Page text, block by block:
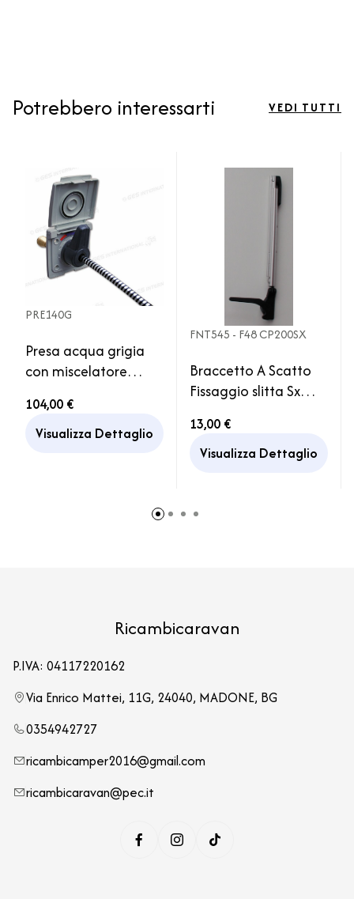
Potrebbero interessarti VEDI TUTTI
PRE140G
Presa acqua grigia
con miscelatore
doccetta con tubo
1,5 m
104,00 €
Visualizza Dettaglio
FNT545 - F48 CP200SX
Braccetto A Scatto
Fissaggio slitta Sx
Finestra Polyplastic
Camper
13,00 €
Visualizza Dettaglio
Ricambicaravan
P.IVA: 04117220162
Via Enrico Mattei, 11G, 24040, MADONE, BG
0354942727
ricambicamper2016@gmail.com
ricambicaravan@pec.it